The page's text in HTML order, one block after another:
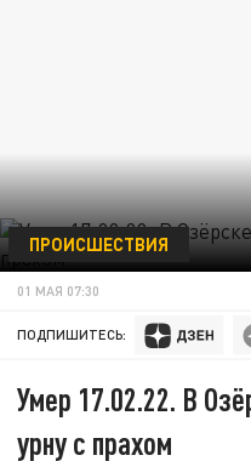
ПРОИСШЕСТВИЯ
01 МАЯ 07:30
ПОДПИШИТЕСЬ:
Умер 17.02.22. В
урну с прахом